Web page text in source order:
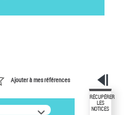
Ajouter à mes références
RÉCUPÉRER
LES
NOTICES